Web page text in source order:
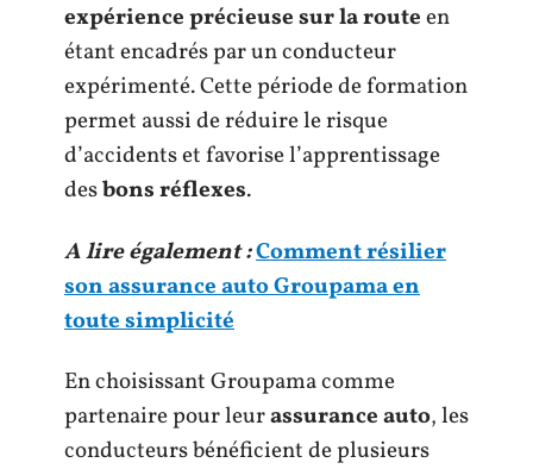
expérience précieuse sur la routeen
étant encadrés par un conducteur
expérimenté. Cette période de formation
permet aussi de réduire le risque
d’accidents et favorise l’apprentissage
desbons réflexes.
A lire également :Comment résilier
son assurance auto Groupama en
toute simplicité
En choisissant Groupama comme
partenaire pour leurassurance auto, les
conducteurs bénéficient de plusieurs